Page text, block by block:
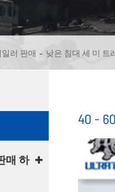
러 판매 낮은 침대 세 미 트
매 하
40 -